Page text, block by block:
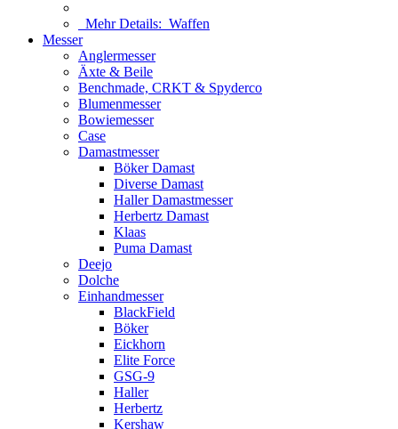
Mehr Details: Waffen
Messer
Anglermesser
Äxte & Beile
Benchmade, CRKT & Spyderco
Blumenmesser
Bowiemesser
Case
Damastmesser
Böker Damast
Diverse Damast
Haller Damastmesser
Herbertz Damast
Klaas
Puma Damast
Deejo
Dolche
Einhandmesser
BlackField
Böker
Eickhorn
Elite Force
GSG-9
Haller
Herbertz
Kershaw